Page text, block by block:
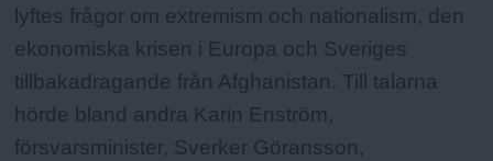
lyftes frågor om extremism och nationalism, den
ekonomiska krisen i Europa och Sveriges
tillbakadragande från Afghanistan. Till talarna
hörde bland andra Karin Enström,
försvarsminister, Sverker Göransson,